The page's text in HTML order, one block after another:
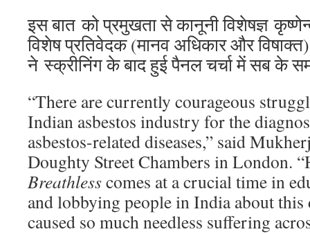
इस बात को प्रमुखता से कानूनी विशेषज्ञ
विशेष प्रतिवेदक (मानव अधिकार और
ने स्क्रीनिंग के बाद हुई पैनल चर्चा में सब के
“There are currently courageous
Indian asbestos industry for the
asbestos-related diseases,” said
Doughty Street Chambers in London.
Breathlesscomes at a crucial time in
and lobbying people in India about this
caused so much needless suffering